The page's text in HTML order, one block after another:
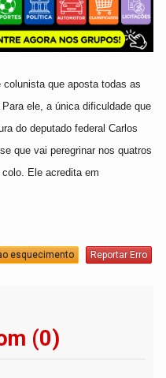
que aposta todas as
ele, a única dificuldade que
do deputado federal Carlos
que vai peregrinar nos quatros
Ele acredita em
esquecimento Reportar Erro
(0)